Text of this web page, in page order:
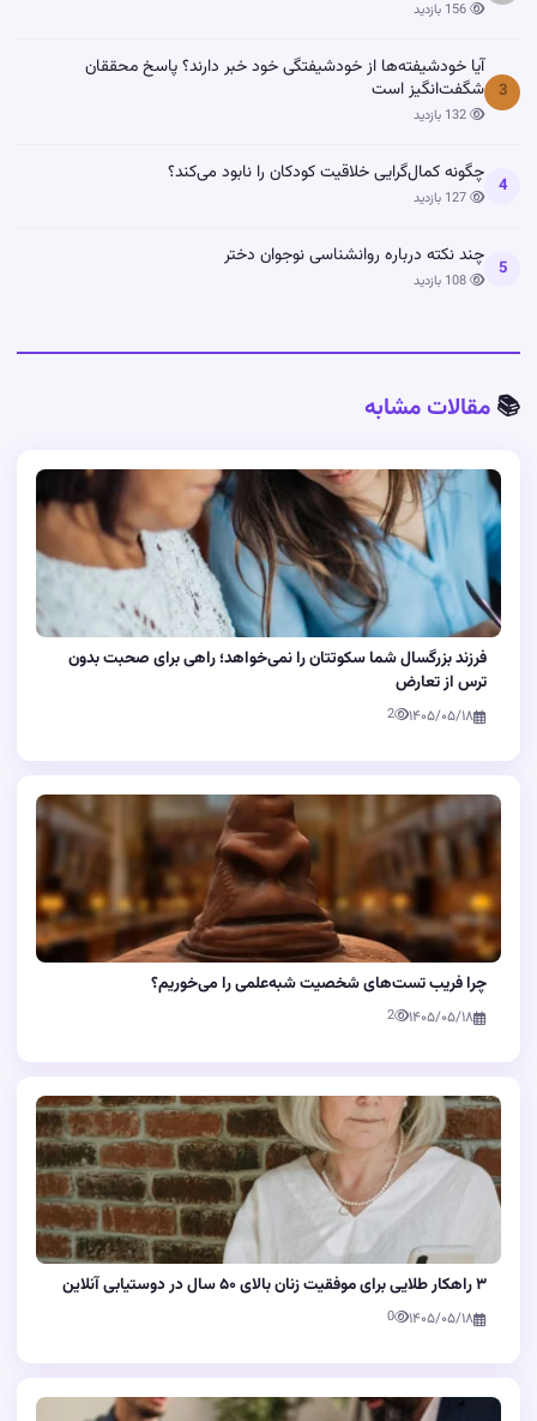
3
آیا خودشیفته‌ها از خودشیفتگی خود خبر دارند؟ پاسخ محققان
شگفت‌انگیز است
4 چگونه کمال‌گرایی خلاقیت کودکان را نابود می‌کند؟
5 چند نکته درباره روانشناسی نوجوان دختر
📚 مقالات مشابه
فرزند بزرگسال شما سکوتتان را نمی‌خواهد؛ راهی برای صحبت بدون
ترس از تعارض
۱۴۰۵/۰۵/۱۸ 2
چرا فریب تست‌های شخصیت شبه‌علمی را می‌خوریم؟
۱۴۰۵/۰۵/۱۸ 2
۳ راهکار طلایی برای موفقیت زنان بالای ۵۰ سال در دوستیابی آنلاین
۱۴۰۵/۰۵/۱۸ 0